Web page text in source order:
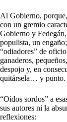
Al Gobierno,
con un gremio
Gobierno y
populista, un
“odiadores” de
ganaderos,
despojo y, en
quitársela… y punto.
“Oídos sordos” a
sus autores ni la
reflexiones: